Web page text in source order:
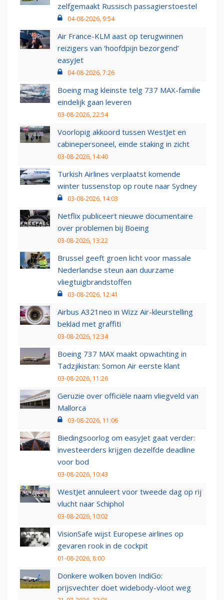
zelfgemaakt Russisch passagierstoestel
04-08-2026, 9:54
Air France-KLM aast op terugwinnen
reizigers van ‘hoofdpijn bezorgend’
easyJet
04-08-2026, 7:26
Boeing mag kleinste telg 737 MAX-familie
eindelijk gaan leveren
03-08-2026, 22:54
Voorlopig akkoord tussen WestJet en
cabinepersoneel, einde staking in zicht
03-08-2026, 14:40
Turkish Airlines verplaatst komende
winter tussenstop op route naar Sydney
03-08-2026, 14:03
Netflix publiceert nieuwe documentaire
over problemen bij Boeing
03-08-2026, 13:22
Brussel geeft groen licht voor massale
Nederlandse steun aan duurzame
vliegtuigbrandstoffen
03-08-2026, 12:41
Airbus A321neo in Wizz Air-kleurstelling
beklad met graffiti
03-08-2026, 12:34
Boeing 737 MAX maakt opwachting in
Tadzjikistan: Somon Air eerste klant
03-08-2026, 11:26
Geruzie over officiële naam vliegveld van
Mallorca
03-08-2026, 11:06
Biedingsoorlog om easyJet gaat verder:
investeerders krijgen dezelfde deadline
voor bod
03-08-2026, 10:43
WestJet annuleert voor tweede dag op rij
vlucht naar Schiphol
03-08-2026, 10:02
VisionSafe wijst Europese airlines op
gevaren rook in de cockpit
01-08-2026, 8:00
Donkere wolken boven IndiGo:
prijsvechter doet widebody-vloot weg